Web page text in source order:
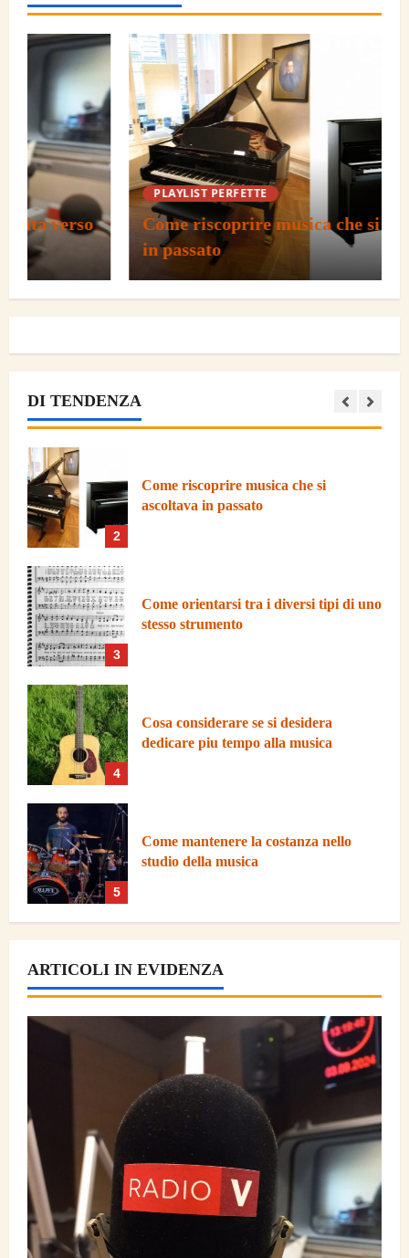
PLAYLIST PERFETTE
Come riscoprire musica che si ascoltava
in passato
DI TENDENZA
Cosa considerare se si desidera
dedicare piu tempo alla musica
Come mantenere la costanza nello
studio della musica
1
Cosa significa coltivare la curiosita
verso la musica
2
3
Come orientarsi tra i diversi tipi di uno
stesso strumento
4
Cosa considerare se si desidera
dedicare piu tempo alla musica
5
Come mantenere la costanza nello
studio della musica
1
Cosa significa coltivare la curiosita
verso la musica
ascoltava in passato
3
Come orientarsi tra i diversi tipi di uno
stesso strumento
Cosa considerare se si desidera
dedicare piu tempo alla musica
ARTICOLI IN EVIDENZA